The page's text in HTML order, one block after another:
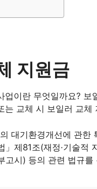
지원금
업이란 무엇일까요?
는 교체 시 보일러 교
대기환경개선에 관
」제81조(재정·기술적
고시) 등의 관련 법규